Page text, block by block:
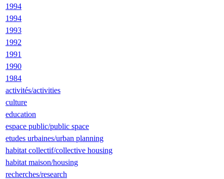
1994
1994
1993
1992
1991
1990
1984
activités/activities
culture
education
espace public/public space
etudes urbaines/urban planning
habitat collectif/collective housing
habitat maison/housing
recherches/research